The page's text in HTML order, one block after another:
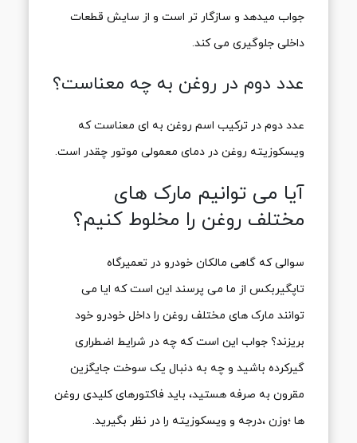
جواب میدهد و سازگار تر است و از سایش قطعات
داخلی جلوگیری می کند.
عدد دوم در روغن به چه معناست؟
عدد دوم در ترکیب اسم روغن به ای معناست که
ویسکوزیته روغن در دمای معمولی موتور چقدر است.
آیا می توانیم مارک های
مختلف روغن را مخلوط کنیم؟
سوالی که گاهی مالکان خودرو در تعمیرگاه
تاپگیربکس از ما می پرسند این است که ایا می
توانند مارک های مختلف روغن را داخل خودرو خود
بریزند؟ جواب این است که چه در شرایط اضطراری
گیرکرده باشید و چه به دنبال یک سوخت جایگزین
مقرون به صرفه هستید، باید فاکتورهای کلیدی روغن
ها ؛وزن ،درجه و ویسکوزیته را در نظر بگیرید.